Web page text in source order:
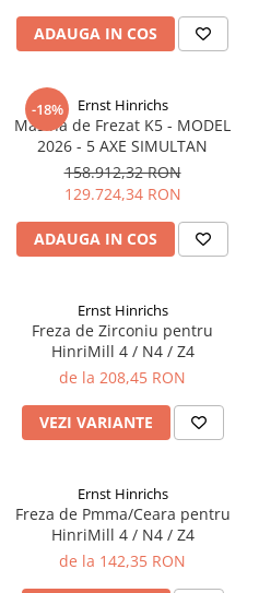
ADAUGA IN COS
-18% Ernst Hinrichs
Masina de Frezat K5 - MODEL
2026 - 5 AXE SIMULTAN
158.912,32 RON
129.724,34 RON
ADAUGA IN COS
Ernst Hinrichs
Freza de Zirconiu pentru
HinriMill 4 / N4 / Z4
de la 208,45 RON
VEZI VARIANTE
Ernst Hinrichs
Freza de Pmma/Ceara pentru
HinriMill 4 / N4 / Z4
de la 142,35 RON